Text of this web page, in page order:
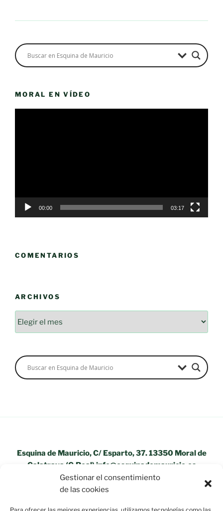
Gestionar el consentimiento
de las cookies
MORAL EN VÍDEO
00:00 03:17
COMENTARIOS
ARCHIVOS
Esquina de Mauricio, C/ Esparto, 37. 13350 Moral de
Calatrava (C.Real) info@esquinademauricio.es
«Aviso Legal»